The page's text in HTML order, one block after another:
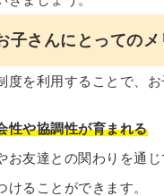
子さんにとってのメ
度を利用することで、
性や協調性が育まれる
お友達との関わりを通
けることができます。